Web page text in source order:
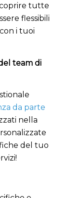
tutte
flessibili
i tuoi
team di
da parte
nella
del tuo